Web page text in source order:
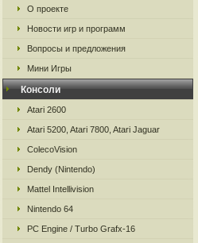
О проекте
Новости игр и программ
Вопросы и предложения
Мини Игры
Консоли
Atari 2600
Atari 5200, Atari 7800, Atari Jaguar
ColecoVision
Dendy (Nintendo)
Mattel Intellivision
Nintendo 64
PC Engine / Turbo Grafx-16